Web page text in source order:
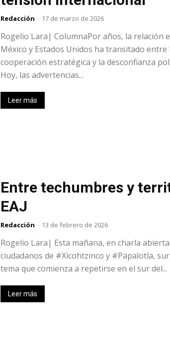
Redacción - 17 de marzo de 2026
Rogelio Lara| ColumnaPor años, la relación
México y Estados Unidos ha transitado entre
cooperación estratégica y la desconfianza
Hoy, las advertencias...
Leer más
Entre techumbres y
EAJ
Redacción - 13 de febrero de 2026
Rogelio Lara| Esta mañana, en charla
ciudadanos de #Xicohtzinco y #Papalotla,
tema que comienza a repetirse en el sur del...
Leer más